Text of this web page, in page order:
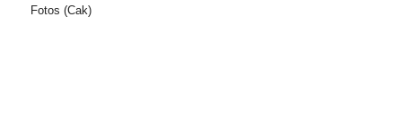
Fotos (Cak)